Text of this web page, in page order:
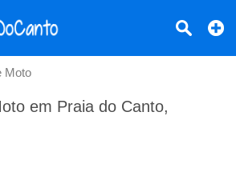
Moto
em Praia do Canto,